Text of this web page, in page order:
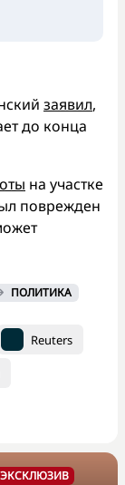
заявил,
до конца
на участке
поврежден
ПОЛИТИКА
Reuters
ЭКСКЛЮЗИВ